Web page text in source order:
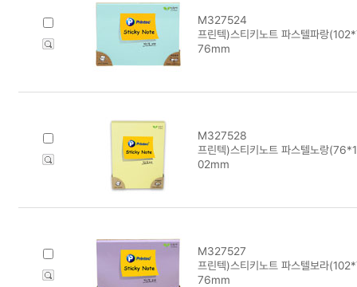
M327524
프린텍)스티키노트 파스텔파랑
76mm
M327528
프린텍)스티키노트 파스텔노랑
02mm
M327527
프린텍)스티키노트 파스텔보라
76mm